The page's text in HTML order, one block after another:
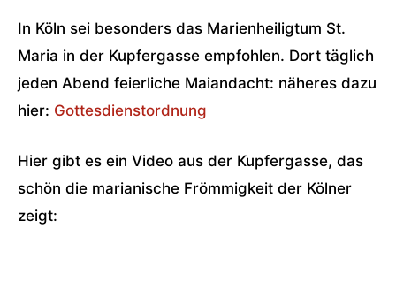
In Köln sei besonders das Marienheiligtum St.
Maria in der Kupfergasse empfohlen. Dort täglich
jeden Abend feierliche Maiandacht: näheres dazu
hier: Gottesdienstordnung
Hier gibt es ein Video aus der Kupfergasse, das
schön die marianische Frömmigkeit der Kölner
zeigt: